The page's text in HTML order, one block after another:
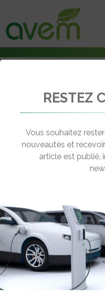
Assises de l’électro-mobilité :
← Revenir aux actualités
ASSISES DE
ENJEUX DE LA
HABITAT
Rédigé par Emmanuel
0 commentaires
RESTEZ
Vous souhaitez
nouveautés et
article est publié,